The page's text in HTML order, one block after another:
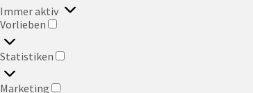
Immer aktiv
Vorlieben
VORLIEBEN
Statistiken
STATISTIKEN
Marketing